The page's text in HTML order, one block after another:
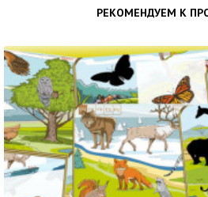
РЕКОМЕНДУЕМ К